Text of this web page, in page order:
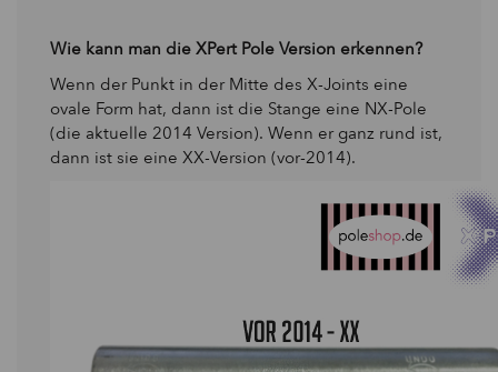
Wie kann man die XPert Pole Version erkennen?
Wenn der Punkt in der Mitte des X-Joints eine
ovale Form hat, dann ist die Stange eine NX-Pole
(die aktuelle 2014 Version). Wenn er ganz rund ist,
dann ist sie eine XX-Version (vor-2014).